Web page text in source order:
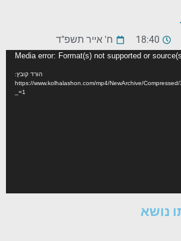
18:40
ח' אייר תשפ"ד
Media error: Format(s) not supported or
הורד קובץ:
https://www.kolhalashon.com/mp4/NewArchive/
_=1
נושא